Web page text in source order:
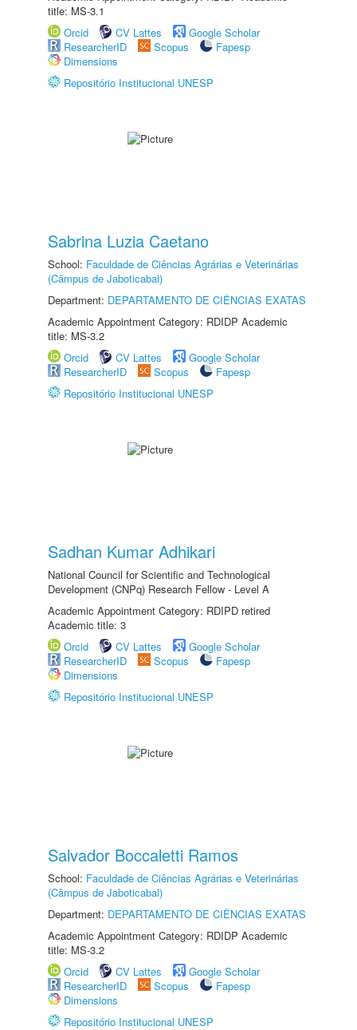
title: MS-3.1
Orcid
CV Lattes
Google Scholar
ResearcherID
Scopus
Fapesp
Dimensions
Repositório Institucional UNESP
Sabrina Luzia Caetano
School: Faculdade de Ciências Agrárias e Veterinárias
(Câmpus de Jaboticabal)
Department: DEPARTAMENTO DE CIÊNCIAS EXATAS
Academic Appointment Category: RDIDP Academic
title: MS-3.2
Orcid
CV Lattes
Google Scholar
ResearcherID
Scopus
Fapesp
Repositório Institucional UNESP
Sadhan Kumar Adhikari
National Council for Scientific and Technological
Development (CNPq) Research Fellow - Level A
Academic Appointment Category: RDIPD retired
Academic title: 3
Orcid
CV Lattes
Google Scholar
ResearcherID
Scopus
Fapesp
Dimensions
Repositório Institucional UNESP
Salvador Boccaletti Ramos
School: Faculdade de Ciências Agrárias e Veterinárias
(Câmpus de Jaboticabal)
Department: DEPARTAMENTO DE CIÊNCIAS EXATAS
Academic Appointment Category: RDIDP Academic
title: MS-3.2
Orcid
CV Lattes
Google Scholar
ResearcherID
Scopus
Fapesp
Dimensions
Repositório Institucional UNESP